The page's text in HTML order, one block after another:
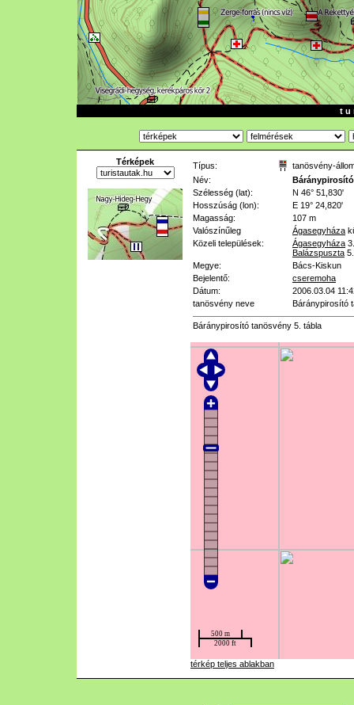
t u
Térképek Típus:
tanösvény-
Név:
Szélesség (lat):
N 46° 51,830'
Hosszúság (lon):
E 19° 24,820'
Magasság:
107 m
Valószínűleg
Ágasegyháza
Közeli települések:
Ágasegyháza
Balázspuszta
Megye:
Bács-Kiskun
Bejelentő:
cseremoha
Dátum:
2006.03.04
tanösvény neve
Báránypirosító
Báránypirosító tanösvény 5. tábla
térkép teljes ablakban